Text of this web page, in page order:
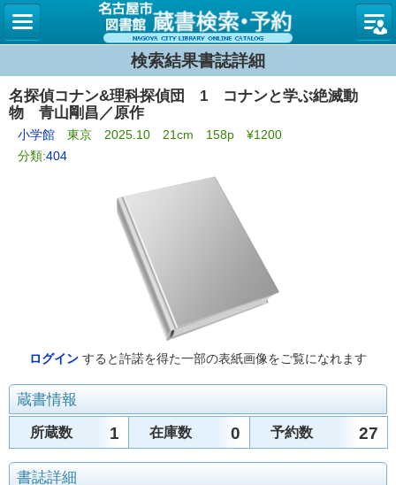
名古屋
検索結果書誌詳細
名探偵コナン&理科探偵団 1 コナンと学ぶ絶滅動
物 青山剛昌／原作
小学館 東京 2025.10 21cm 158p ¥1200
分類:404
ログイン すると許諾を得た一部の表紙画像をご覧になれます
蔵書情報
所蔵数 1 在庫数 0 予約数 27
書誌詳細